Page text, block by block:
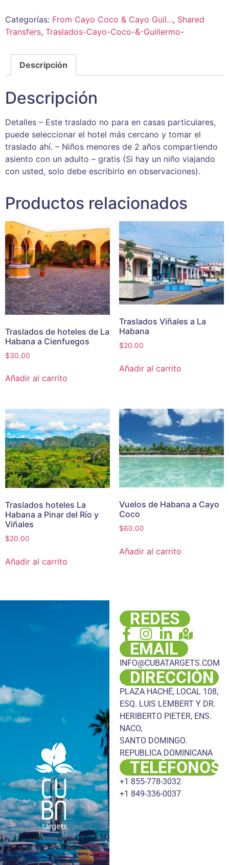
Categorías: From Cayo Coco & Cayo Guil..., Shared
Transfers, Traslados-Cayo-Coco-&-Guillermo-
Descripción
Descripción
Detalles – Este traslado no para en casas particulares,
puede seleccionar el hotel más cercano y tomar el
traslado ahí. – Niños menores de 2 años compartiendo
asiento con un adulto – gratis (Si hay un niño viajando
con usted, solo debe escribirlo en observaciones).
Productos relacionados
Traslados de hoteles de La
Habana a Cienfuegos
$30.00
Añadir al carrito
Traslados Viñales a La
Habana
$20.00
Añadir al carrito
Traslados hoteles La
Habana a Pinar del Río y
Viñales
$20.00
Añadir al carrito
Vuelos de Habana a Cayo
Coco
$60.00
Añadir al carrito
REDES
EMAIL
INFO@CUBATARGETS.COM
DIRECCIÓN
PLAZA HACHÉ, LOCAL 108,
ESQ. LUIS LEMBERT Y DR.
HERIBERTO PIETER, ENS.
NACO,
SANTO DOMINGO.
REPUBLICA DOMINICANA
TELÉFONOS
+1 855-778-3032
+1 849-336-0037